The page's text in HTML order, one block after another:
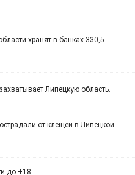
хранят в банках 330,5
Липецкую область.
от клещей в Липецкой
до +18